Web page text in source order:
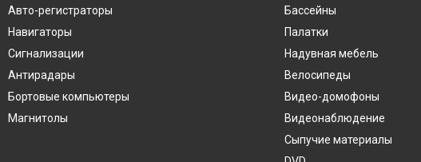
Авто-регистраторы
Навигаторы
Сигнализации
Антирадары
Бортовые компьютеры
Магнитолы
Бассейны
Палатки
Надувная мебель
Велосипеды
Видео-домофоны
Видеонаблюдение
Сыпучие материалы